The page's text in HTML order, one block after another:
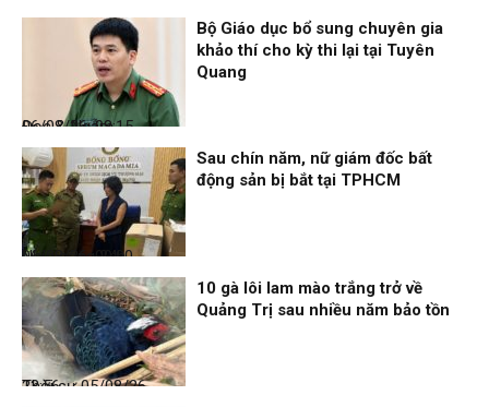
Đọc & Ngẫm
06/08/26, 08:15
Bộ Giáo dục bổ sung chuyên gia
khảo thí cho kỳ thi lại tại Tuyên
Quang
Nhịp sống 24h
06/08/26, 00:00
Sau chín năm, nữ giám đốc bất
động sản bị bắt tại TPHCM
Thời sự
05/08/26, 23:56
10 gà lôi lam mào trắng trở về
Quảng Trị sau nhiều năm bảo tồn